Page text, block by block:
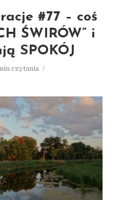
#77 – coś
ŚWIRÓW” i
SPOKÓJ
czytania